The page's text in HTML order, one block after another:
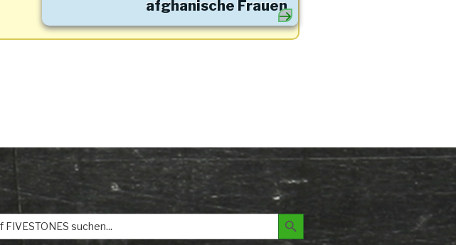
afghanische Frauen
Search Button